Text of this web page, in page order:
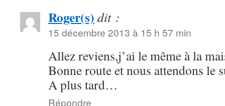
Roger(s) dit :
15 décembre 2013 à 15 h 57 min
Allez reviens,j’ai le même à la
Bonne route et nous attendons le
A plus tard…
Répondre